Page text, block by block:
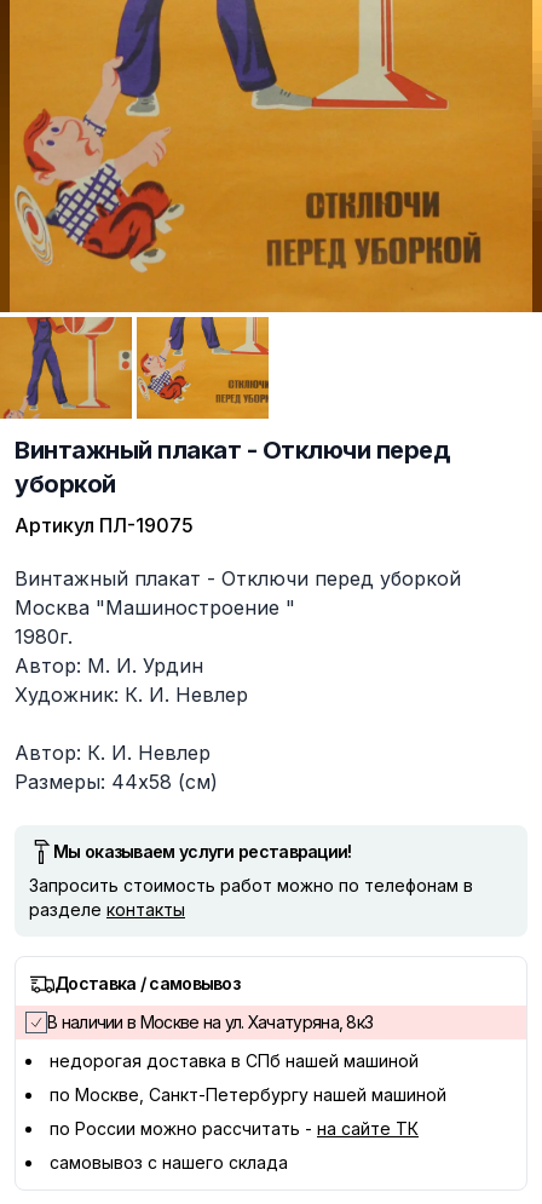
Винтажный плакат - Отключи перед
уборкой
Артикул ПЛ-19075
Описание
Винтажный плакат - Отключи перед уборкой
Москва "Машиностроение "
1980г.
Автор: М. И. Урдин
Художник: К. И. Невлер
Автор: К. И. Невлер
Размеры: 44х58 (см)
Мы оказываем услуги реставрации!
Запросить стоимость работ можно по телефонам в
разделе контакты
Доставка / самовывоз
В наличии в Москве на ул. Хачатуряна, 8к3
недорогая доставка в СПб нашей машиной
по Москве, Санкт-Петербургу нашей машиной
по России можно рассчитать - на сайте ТК
самовывоз с нашего склада